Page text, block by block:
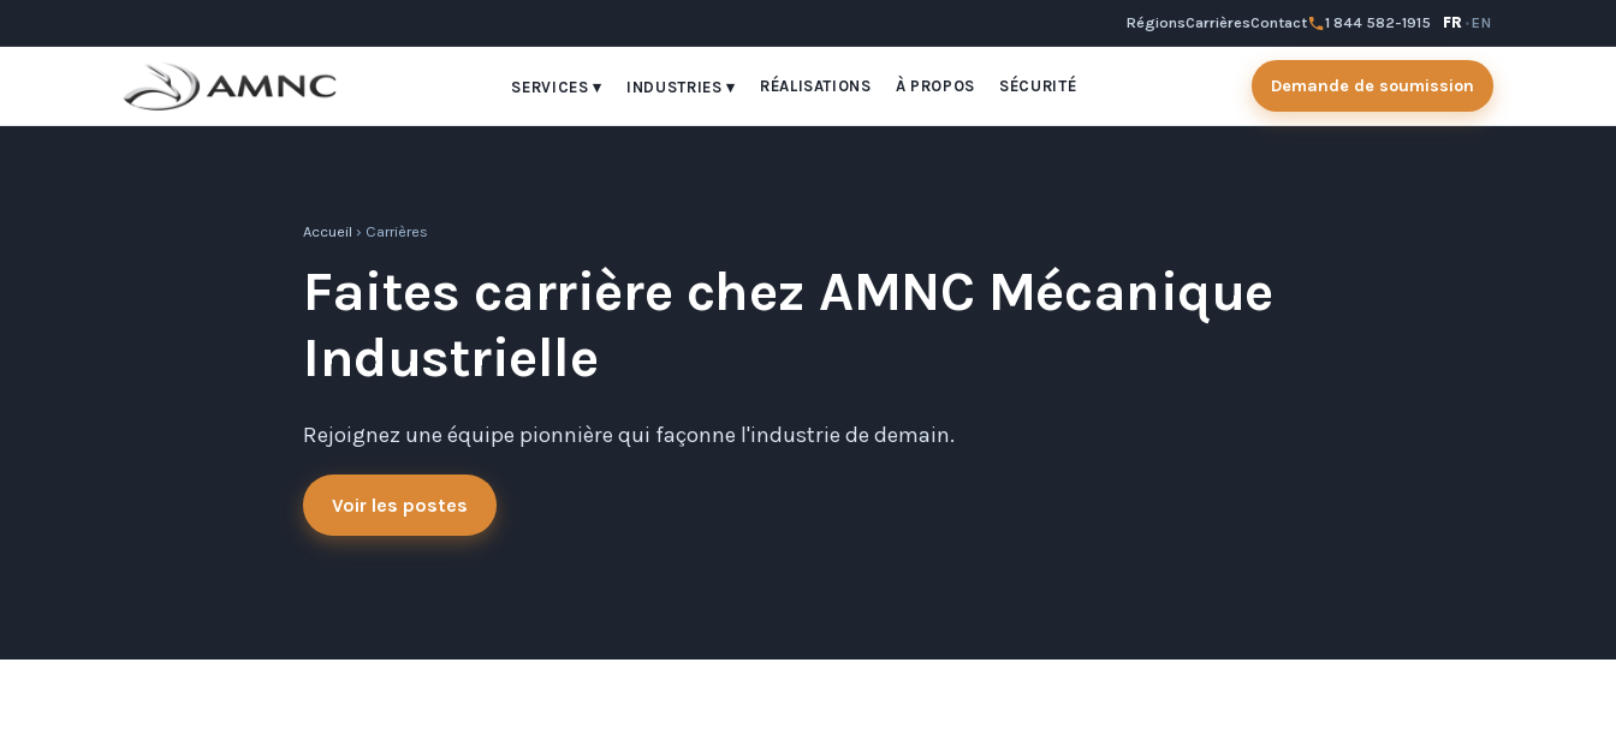
RégionsCarrièresContact 1 844 582-1915 FR ·EN
SERVICES ▾ INDUSTRIES ▾ RÉALISATIONS À PROPOS SÉCURITÉ Demande de soumission
Accueil › Carrières
Faites carrière chez AMNC Mécanique
Industrielle
Rejoignez une équipe pionnière qui façonne l'industrie de demain.
Voir les postes